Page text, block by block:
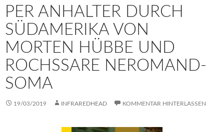
PER ANHALTER DURCH
SÜDAMERIKA VON
MORTEN HÜBBE UND
ROCHSSARE NEROMAND-
SOMA
19/03/2019 INFRAREDHEAD KOMMENTAR HINTERLASSEN